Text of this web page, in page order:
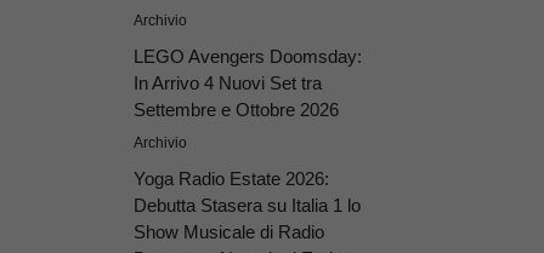
Archivio
LEGO Avengers Doomsday:
In Arrivo 4 Nuovi Set tra
Settembre e Ottobre 2026
Archivio
Yoga Radio Estate 2026:
Debutta Stasera su Italia 1 lo
Show Musicale di Radio